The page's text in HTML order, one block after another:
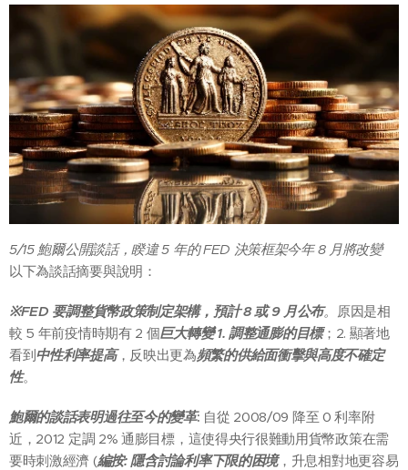
5/15 鮑爾公開談話，睽違 5 年的 FED 決策框架今年 8 月將改變
以下為談話摘要與說明：
※FED 要調整貨幣政策制定架構，預計 8 或 9 月公布。
原因是相
較 5 年前疫情時期有 2 個巨大轉變 1. 調整通膨的目標；2. 顯著地
看到中性利率提高，反映出更為頻繁的供給面衝擊與高度不確定
性。
鮑爾的談話表明過往至今的變革: 自從 2008/09 降至 0 利率附
近，2012 定調 2% 通膨目標，這使得央行很難動用貨幣政策在需
要時刺激經濟 (編按: 隱含討論利率下限的困境，升息相對地更容易